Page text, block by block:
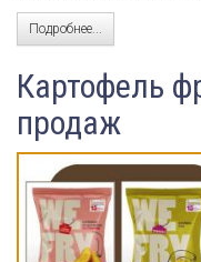
Подробнее...
Картофель
продаж